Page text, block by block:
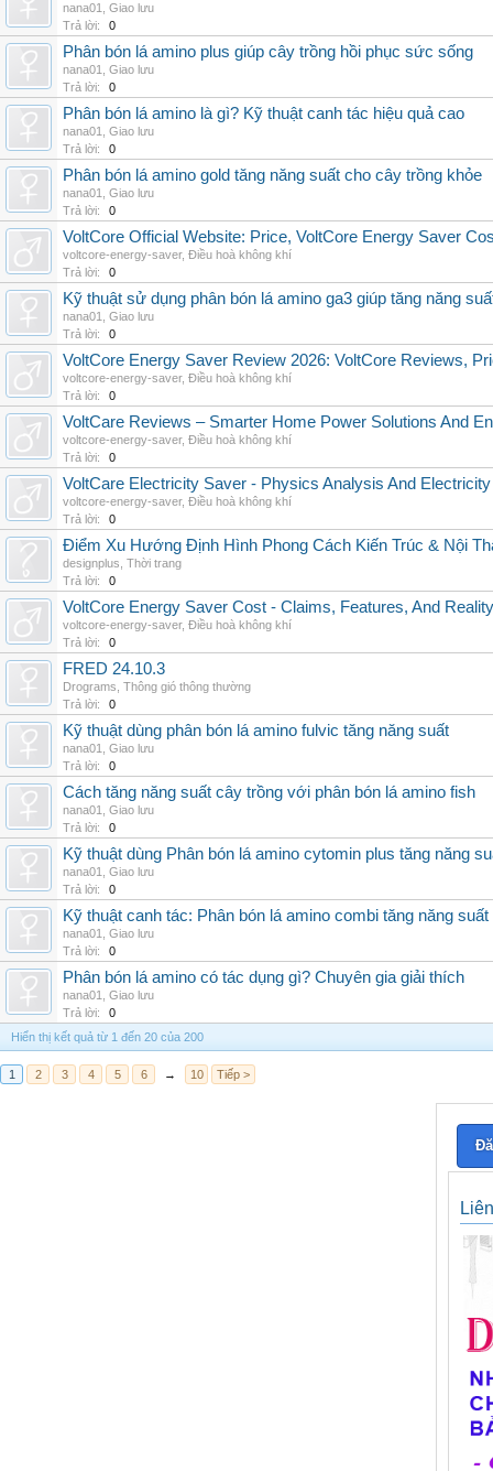
nana01
Giao lưu
Trả lời:
0
Phân bón lá amino plus giúp cây trồng hồi phục sức sống
nana01
Giao lưu
Trả lời:
0
Phân bón lá amino là gì? Kỹ thuật canh tác hiệu quả cao
nana01
Giao lưu
Trả lời:
0
Phân bón lá amino gold tăng năng suất cho cây trồng khỏe
nana01
Giao lưu
Trả lời:
0
VoltCore Official Website: Price, VoltCore Energy Saver
voltcore-energy-saver, Điều hoà không khí
Trả lời:
0
Kỹ thuật sử dụng phân bón lá amino ga3 giúp tăng năng
nana01
Giao lưu
Trả lời:
0
VoltCore Energy Saver Review 2026: VoltCore Reviews,
voltcore-energy-saver, Điều hoà không khí
Trả lời:
0
VoltCare Reviews – Smarter Home Power Solutions And
voltcore-energy-saver, Điều hoà không khí
Trả lời:
0
VoltCare Electricity Saver - Physics Analysis And
voltcore-energy-saver, Điều hoà không khí
Trả lời:
0
Điểm Xu Hướng Định Hình Phong Cách Kiến Trúc & Nội
designplus Thời trang
Trả lời:
0
VoltCore Energy Saver Cost - Claims, Features, And
voltcore-energy-saver, Điều hoà không khí
Trả lời:
0
FRED 24.10.3
Drograms Thông gió thông thường
Trả lời:
0
Kỹ thuật dùng phân bón lá amino fulvic tăng năng suất
nana01
Giao lưu
Trả lời:
0
Cách tăng năng suất cây trồng với phân bón lá amino fish
nana01
Giao lưu
Trả lời:
0
Kỹ thuật dùng Phân bón lá amino cytomin plus tăng năng
nana01
Giao lưu
Trả lời:
0
Kỹ thuật canh tác: Phân bón lá amino combi tăng năng suất
nana01
Giao lưu
Trả lời:
0
Phân bón lá amino có tác dụng gì? Chuyên gia giải thích
nana01
Giao lưu
Trả lời:
0
Hiển thị kết quả từ 1 đến 20 của 200
1 2 3 4 5 6 → 10 Tiếp >